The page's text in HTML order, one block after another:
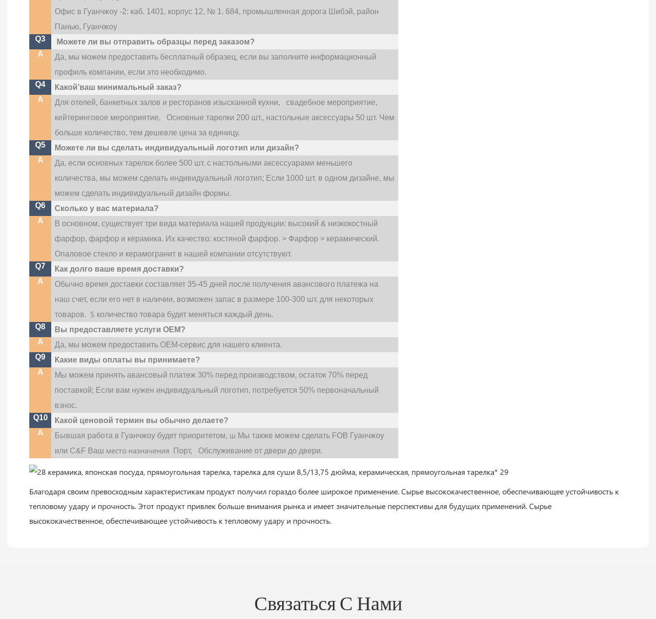
Офис в Гуанчжоу -2: каб. 1401, корпус 12, № 1. 684, промышленная дорога Шибэй, район
Панью, Гуанчжоу
Q3
Можете ли вы отправить образцы перед заказом?
A
Да, мы можем предоставить бесплатный образец, если вы заполните информационный
профиль компании, если это необходимо.
Q4
Какой’ваш минимальный заказ?
A
Для отелей, банкетных залов и ресторанов изысканной кухни,
свадебное мероприятие,
кейтеринговое мероприятие,
Основные тарелки 200 шт., настольные аксессуары 50 шт. Чем
больше количество, тем дешевле цена за единицу.
Q5
Можете ли вы сделать индивидуальный логотип или дизайн?
A
Да, если основных тарелок более 500 шт. с настольными аксессуарами меньшего
количества, мы можем сделать индивидуальный логотип; Если 1000 шт. в одном дизайне, мы
можем сделать индивидуальный дизайн формы.
Q6
Сколько у вас материала?
A
В основном, существует три вида материала нашей продукции: высокий & низкокостный
фарфор, фарфор и керамика. Их качество: костяной фарфор. > Фарфор > керамический.
Опаловое стекло и керамогранит в нашей компании отсутствуют.
Q7
Как долго ваше время доставки?
A
Обычно время доставки составляет 35-45 дней после получения авансового платежа на
наш счет, если его нет в наличии, возможен запас в размере 100-300 шт. для некоторых
товаров. S количество товара будет меняться каждый день.
Q8
Вы предоставляете услуги OEM?
A
Да, мы можем предоставить OEM-сервис для нашего клиента.
Q9
Какие виды оплаты вы принимаете?
A
Мы можем принять авансовый платеж 30% перед производством, остаток 70% перед
поставкой; Если вам нужен индивидуальный логотип, потребуется 50% первоначальный
взнос.
Q10
Какой ценовой термин вы обычно делаете?
A
Бывшая работа в Гуанчжоу будет приоритетом, ш Мы также можем сделать FOB Гуанчжоу
или C&F Ваш место назначения Порт, Обслуживание от двери до двери.
Благодаря своим превосходным характеристикам продукт получил гораздо более широкое применение. Сырье высококачественное, обеспечивающее устойчивость к
тепловому удару и прочность. Этот продукт привлек больше внимания рынка и имеет значительные перспективы для будущих применений. Сырье
высококачественное, обеспечивающее устойчивость к тепловому удару и прочность.
Связаться С Нами